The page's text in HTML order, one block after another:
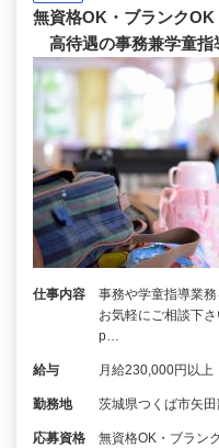
無資格OK・ブランク
高待遇の事務兼学童指
仕事内容
事務や学童指導業
お気軽にご相談下
p…
給与 月給230,000円以上
勤務地 茨城県つくば市矢
応募資格
無資格OK・ブラン